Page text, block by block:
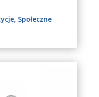
, Społeczne